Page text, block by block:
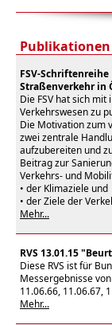
Publikationen
FSV-
Straßenverkehr in
Die FSV hat sich
Verkehrswesen zu
Die Motivation zum
zwei zentrale
aufzubereiten und
Beitrag zur
Verkehrs- und
• der Klimaziele und
• der Ziele der
Mehr...
RVS 13.01.15
Diese RVS ist für
Messergebnisse
11.06.66, 11.06.67,
Mehr...